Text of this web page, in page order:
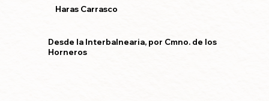
Haras Carrasco
Desde la Interbalnearia, por Cmno. de los
Horneros